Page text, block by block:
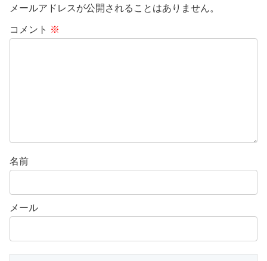
メールアドレスが公開されることはありません。
コメント ※
名前
メール